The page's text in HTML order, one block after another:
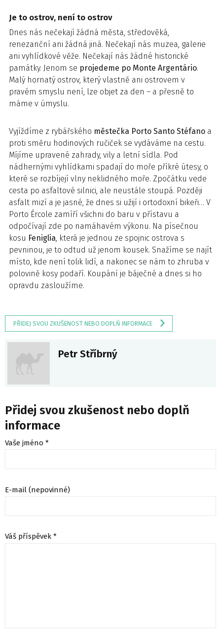
Je to ostrov, není to ostrov
Dnes nás nečekají žádná města, středověká,
renezanční ani žádná jiná. Nečekají nás muzea, galerie
ani vyhlídkové věže. Nečekají nás žádné historické
památky. Jenom se projedeme po Monte Argentário.
Malý hornatý ostrov, který vlastně ani ostrovem v
pravém smyslu není, lze objet za den – a přesně to
máme v úmyslu.
Vyjíždíme z rybářského městečka Porto Santo Stéfano a
proti směru hodinových ručiček se vydáváme na cestu.
Míjíme upravené zahrady, vily a letní sídla. Pod
nádhernými vyhlídkami spadají do moře příkré útesy, o
které se rozbíjejí vlny neklidného moře. Zpočátku vede
cesta po asfaltové silnici, ale neustále stoupá. Později
asfalt mizí a je jasné, že dnes si užijí i ortodoxní bikeři… V
Porto Ércole zamíří všichni do baru v přístavu a
odpočívají zde po namáhavém výkonu. Na písečnou
kosu Feniglia, která je jednou ze spojnic ostrova s
pevninou, je to odtud už jenom kousek. Snažíme se najít
místo, kde není tolik lidí, a nakonec se nám to zhruba v
polovině kosy podaří. Koupání je báječné a dnes si ho
opravdu zasloužíme.
PŘIDEJ SVOU ZKUŠENOST NEBO DOPLŇ INFORMACE
Petr Stříbrný
Přidej svou zkušenost nebo doplň
informace
Vaše jméno *
E-mail (nepovinné)
Váš příspěvek *